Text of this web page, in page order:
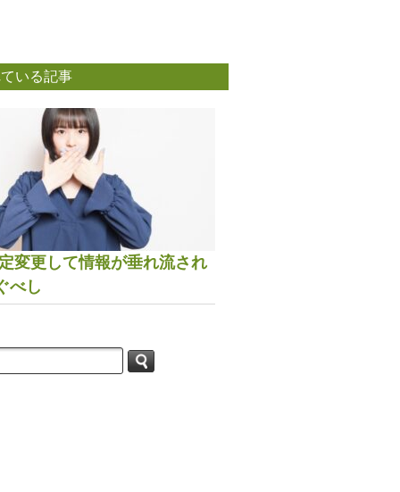
いる記事
変更して情報が垂れ流され
べし